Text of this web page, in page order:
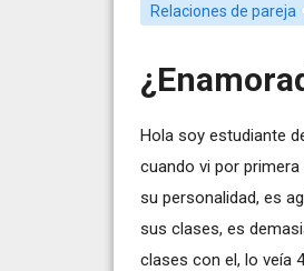
Relaciones de pareja
Hola soy estudiante
cuando vi por
su personalidad, es
sus clases, es
clases con el, lo veía